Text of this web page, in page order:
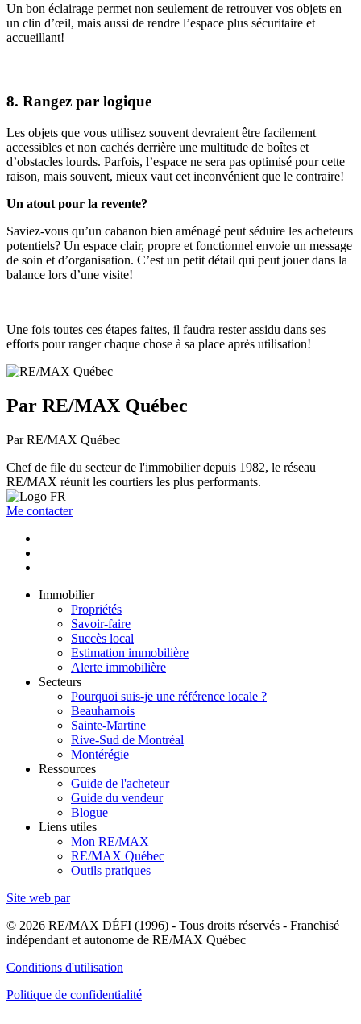
Un bon éclairage permet non seulement de retrouver vos objets en
un clin d’œil, mais aussi de rendre l’espace plus sécuritaire et
accueillant!
8. Rangez par logique
Les objets que vous utilisez souvent devraient être facilement
accessibles et non cachés derrière une multitude de boîtes et
d’obstacles lourds. Parfois, l’espace ne sera pas optimisé pour cette
raison, mais souvent, mieux vaut cet inconvénient que le contraire!
Un atout pour la revente?
Saviez-vous qu’un cabanon bien aménagé peut séduire les acheteurs
potentiels? Un espace clair, propre et fonctionnel envoie un message
de soin et d’organisation. C’est un petit détail qui peut jouer dans la
balance lors d’une visite!
Une fois toutes ces étapes faites, il faudra rester assidu dans ses
efforts pour ranger chaque chose à sa place après utilisation!
Par RE/MAX Québec
Par RE/MAX Québec
Chef de file du secteur de l'immobilier depuis 1982, le réseau
RE/MAX réunit les courtiers les plus performants.
Me contacter
Immobilier
Propriétés
Savoir-faire
Succès local
Estimation immobilière
Alerte immobilière
Secteurs
Pourquoi suis-je une référence locale ?
Beauharnois
Sainte-Martine
Rive-Sud de Montréal
Montérégie
Ressources
Guide de l'acheteur
Guide du vendeur
Blogue
Liens utiles
Mon RE/MAX
RE/MAX Québec
Outils pratiques
Site web par
© 2026 RE/MAX DÉFI (1996) - Tous droits réservés - Franchisé
indépendant et autonome de RE/MAX Québec
Conditions d'utilisation
Politique de confidentialité